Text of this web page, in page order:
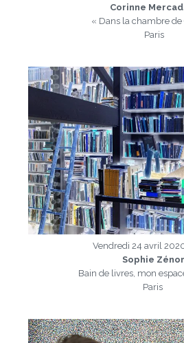
Corinne
« Dans la chambre de
Paris
Vendredi 24 avril
Sophie
Bain de livres, mon
Paris